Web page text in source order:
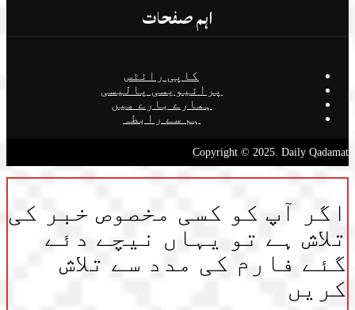
اہم صفحات
کاپی رائٹس
پرائیویسی پالیسی
ہمارے بارے میں
ہم سے رابطہ
Copyright © 2025. Daily Qadamat
اگر آپ کو کسی مخصوص خبر کی
تلاش ہے تو یہاں نیچے دئے
گئے فارم کی مدد سے تلاش
کریں